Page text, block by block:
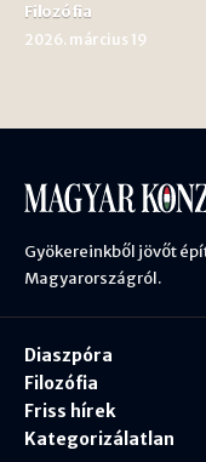
Filozófia
2026. március 19
Gyökereinkből jövőt
Magyarországról.
Diaszpóra
Filozófia
Friss hírek
Kategorizálatlan